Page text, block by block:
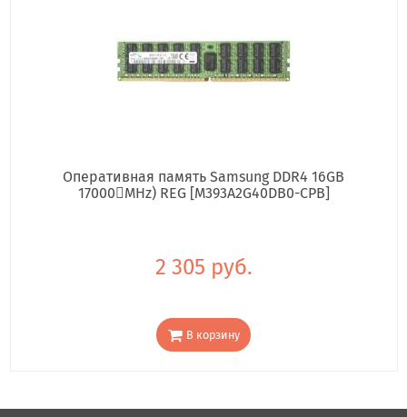
Оперативная память Samsung DDR4 16GB
17000񢋕MHz) REG [M393A2G40DB0-CPB]
2 305 руб.
В корзину